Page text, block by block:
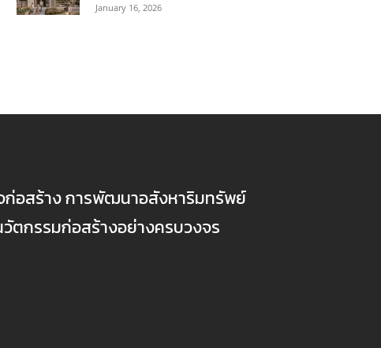
January 16, 2026
จก่อสร้าง การพัฒนาอสังหาริมทรัพย์
ตกรรมก่อสร้างอย่างครบวงจร